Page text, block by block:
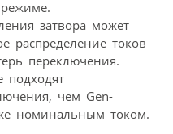
затвора может
распределение токов
переключения.
подходят
чем Gen-
номинальным током.